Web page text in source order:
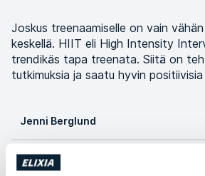
Joskus treenaamiselle on vain
keskellä. HIIT eli High Intensity
trendikäs tapa treenata. Siitä on
tutkimuksia ja saatu hyvin
Jenni Berglund
KategoriaTreeni ja treenivinkit